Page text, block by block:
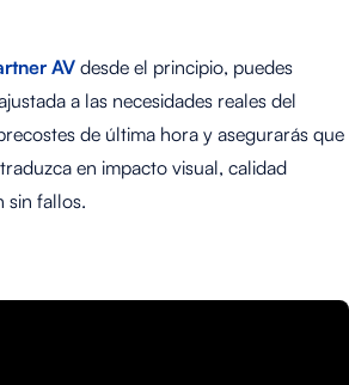
AVdesde el principio, puedes
a las necesidades reales del
de última hora y asegurarás que
en impacto visual, calidad
sin fallos.